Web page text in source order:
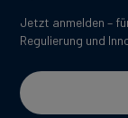
Jetzt anmelden –
Regulierung und